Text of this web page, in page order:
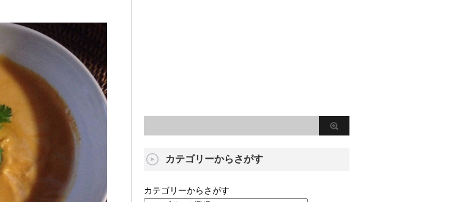
カテゴリーからさがす
カテゴリーからさがす